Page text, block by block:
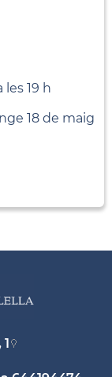
les 19 h
18 de maig